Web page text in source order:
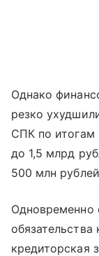
Однако
резко
СПК по итогам
до 1,5 млрд
500 млн
Одновременно
обязательства
кредиторская